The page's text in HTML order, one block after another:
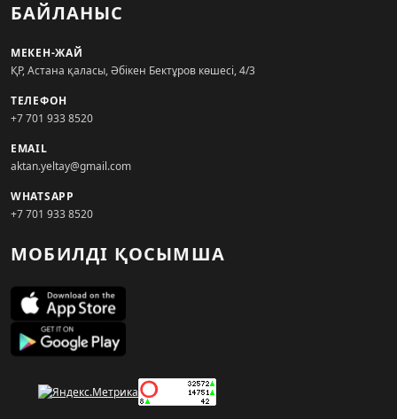
БАЙЛАНЫС
МЕКЕН-ЖАЙ
ҚР, Астана қаласы, Әбікен Бектұров көшесі, 4/3
ТЕЛЕФОН
+7 701 933 8520
EMAIL
aktan.yeltay@gmail.com
WHATSAPP
+7 701 933 8520
МОБИЛДІ ҚОСЫМША